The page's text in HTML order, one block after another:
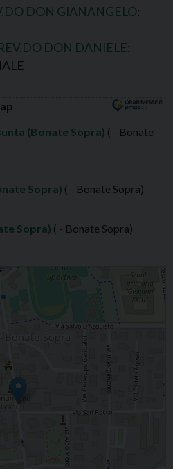
DON GIANANGELO:
DON DANIELE:
(Bonate Sopra) ( - Bonate
Sopra) ( - Bonate Sopra)
Sopra) ( - Bonate Sopra)